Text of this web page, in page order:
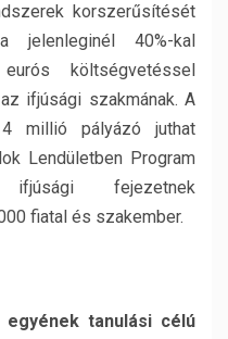
korszerűsítését
jelenleginél 40%-kal
költségvetéssel
ifjúsági szakmának. A
millió pályázó juthat
Lendületben Program
ifjúsági fejezetnek
fiatal és szakember.
tanulási célú